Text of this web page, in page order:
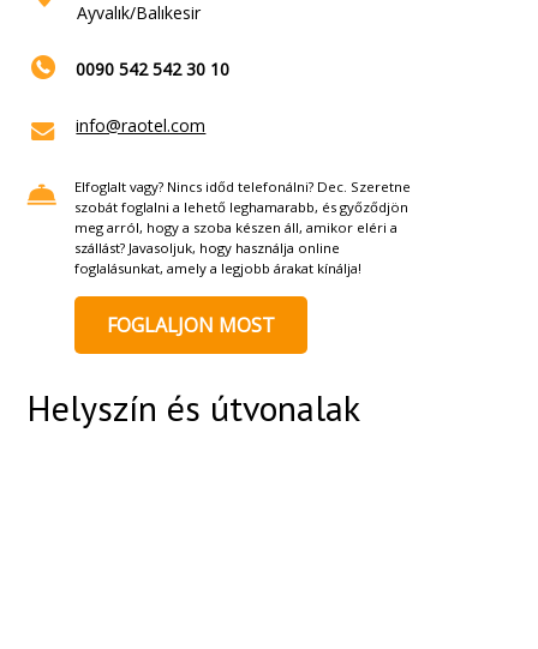
Ayvalık/Balıkesir
0090 542 542 30 10
info@raotel.com
Elfoglalt vagy? Nincs időd telefonálni? Dec. Szeretne
szobát foglalni a lehető leghamarabb, és győződjön
meg arról, hogy a szoba készen áll, amikor eléri a
szállást? Javasoljuk, hogy használja online
foglalásunkat, amely a legjobb árakat kínálja!
FOGLALJON MOST
Helyszín és útvonalak